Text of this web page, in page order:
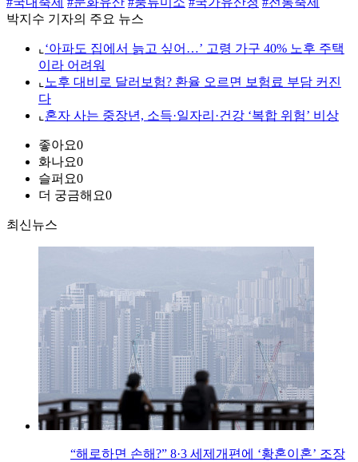
박지수 기자의 주요 뉴스
⌞ ‘아파도 집에서 늙고 싶어…’ 고령 가구 40% 노후 주택
이라 어려워
⌞ 노후 대비로 달러보험? 환율 오르면 보험료 부담 커진
다
⌞ 혼자 사는 중장년, 소득·일자리·건강 ‘복합 위험’ 비상
좋아요0
화나요0
슬퍼요0
더 궁금해요0
최신뉴스
“해로하면 손해?” 8·3 세제개편에 ‘황혼이혼’ 조장